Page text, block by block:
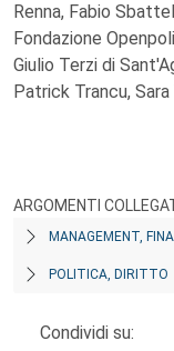
Renna, Fabio
Fondazione
Giulio Terzi di
Patrick Trancu, Sara
ARGOMENTI
MANAGEMENT,
POLITICA, DIRITTO
Condividi su: